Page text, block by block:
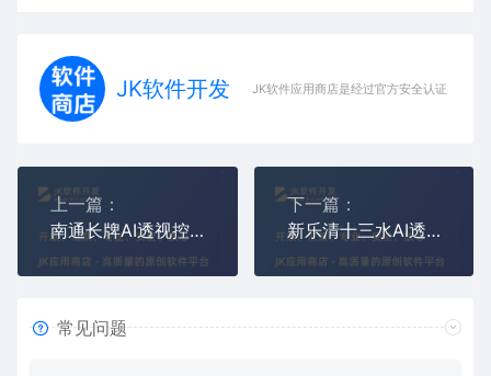
JK软件开发 JK软件应用商店是经过官方安全认证，保障
上一篇：
南通长牌AI透视控牌辅助开挂
下一篇：
新乐清十三水AI透视控牌辅助开挂
常见问题